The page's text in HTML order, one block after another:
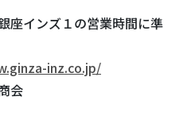
座インズ１の営業時間に準
inz.co.jp/
会